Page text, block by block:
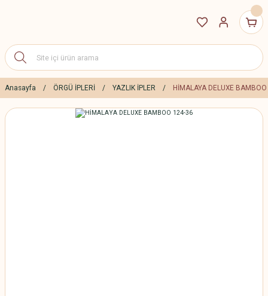
Anasayfa ÖRGÜ İPLERİ YAZLIK İPLER HİMALAYA DELUXE